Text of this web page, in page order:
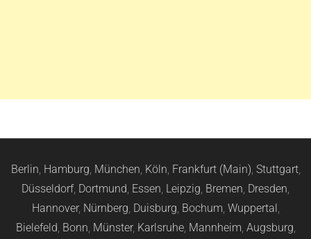
Berlin, Hamburg, München, Köln, Frankfurt (Main), Stuttgart,
Düsseldorf, Dortmund, Essen, Leipzig, Bremen, Dresden,
Hannover, Nürnberg, Duisburg, Bochum, Wuppertal,
Bielefeld, Bonn, Münster, Karlsruhe, Mannheim, Augsburg,